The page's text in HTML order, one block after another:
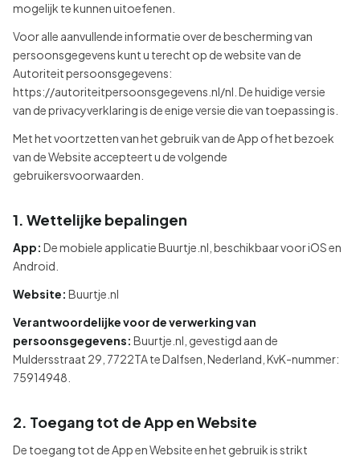
mogelijk te kunnen uitoefenen.
Voor alle aanvullende informatie over de bescherming van
persoonsgegevens kunt u terecht op de website van de
Autoriteit persoonsgegevens:
https://autoriteitpersoonsgegevens.nl/nl. De huidige versie
van de privacyverklaring is de enige versie die van toepassing is.
Met het voortzetten van het gebruik van de App of het bezoek
van de Website accepteert u de volgende
gebruikersvoorwaarden.
1. Wettelijke bepalingen
App: De mobiele applicatie Buurtje.nl, beschikbaar voor iOS en
Android.
Website: Buurtje.nl
Verantwoordelijke voor de verwerking van
persoonsgegevens: Buurtje.nl, gevestigd aan de
Muldersstraat 29, 7722TA te Dalfsen, Nederland, KvK-nummer:
75914948.
2. Toegang tot de App en Website
De toegang tot de App en Website en het gebruik is strikt